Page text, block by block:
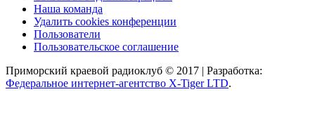
Наша команда
Удалить cookies конференции
Пользователи
Пользовательское соглашение
Приморский краевой радиоклуб © 2017 | Разработка:
Федеральное интернет-агентство X-Tiger LTD.